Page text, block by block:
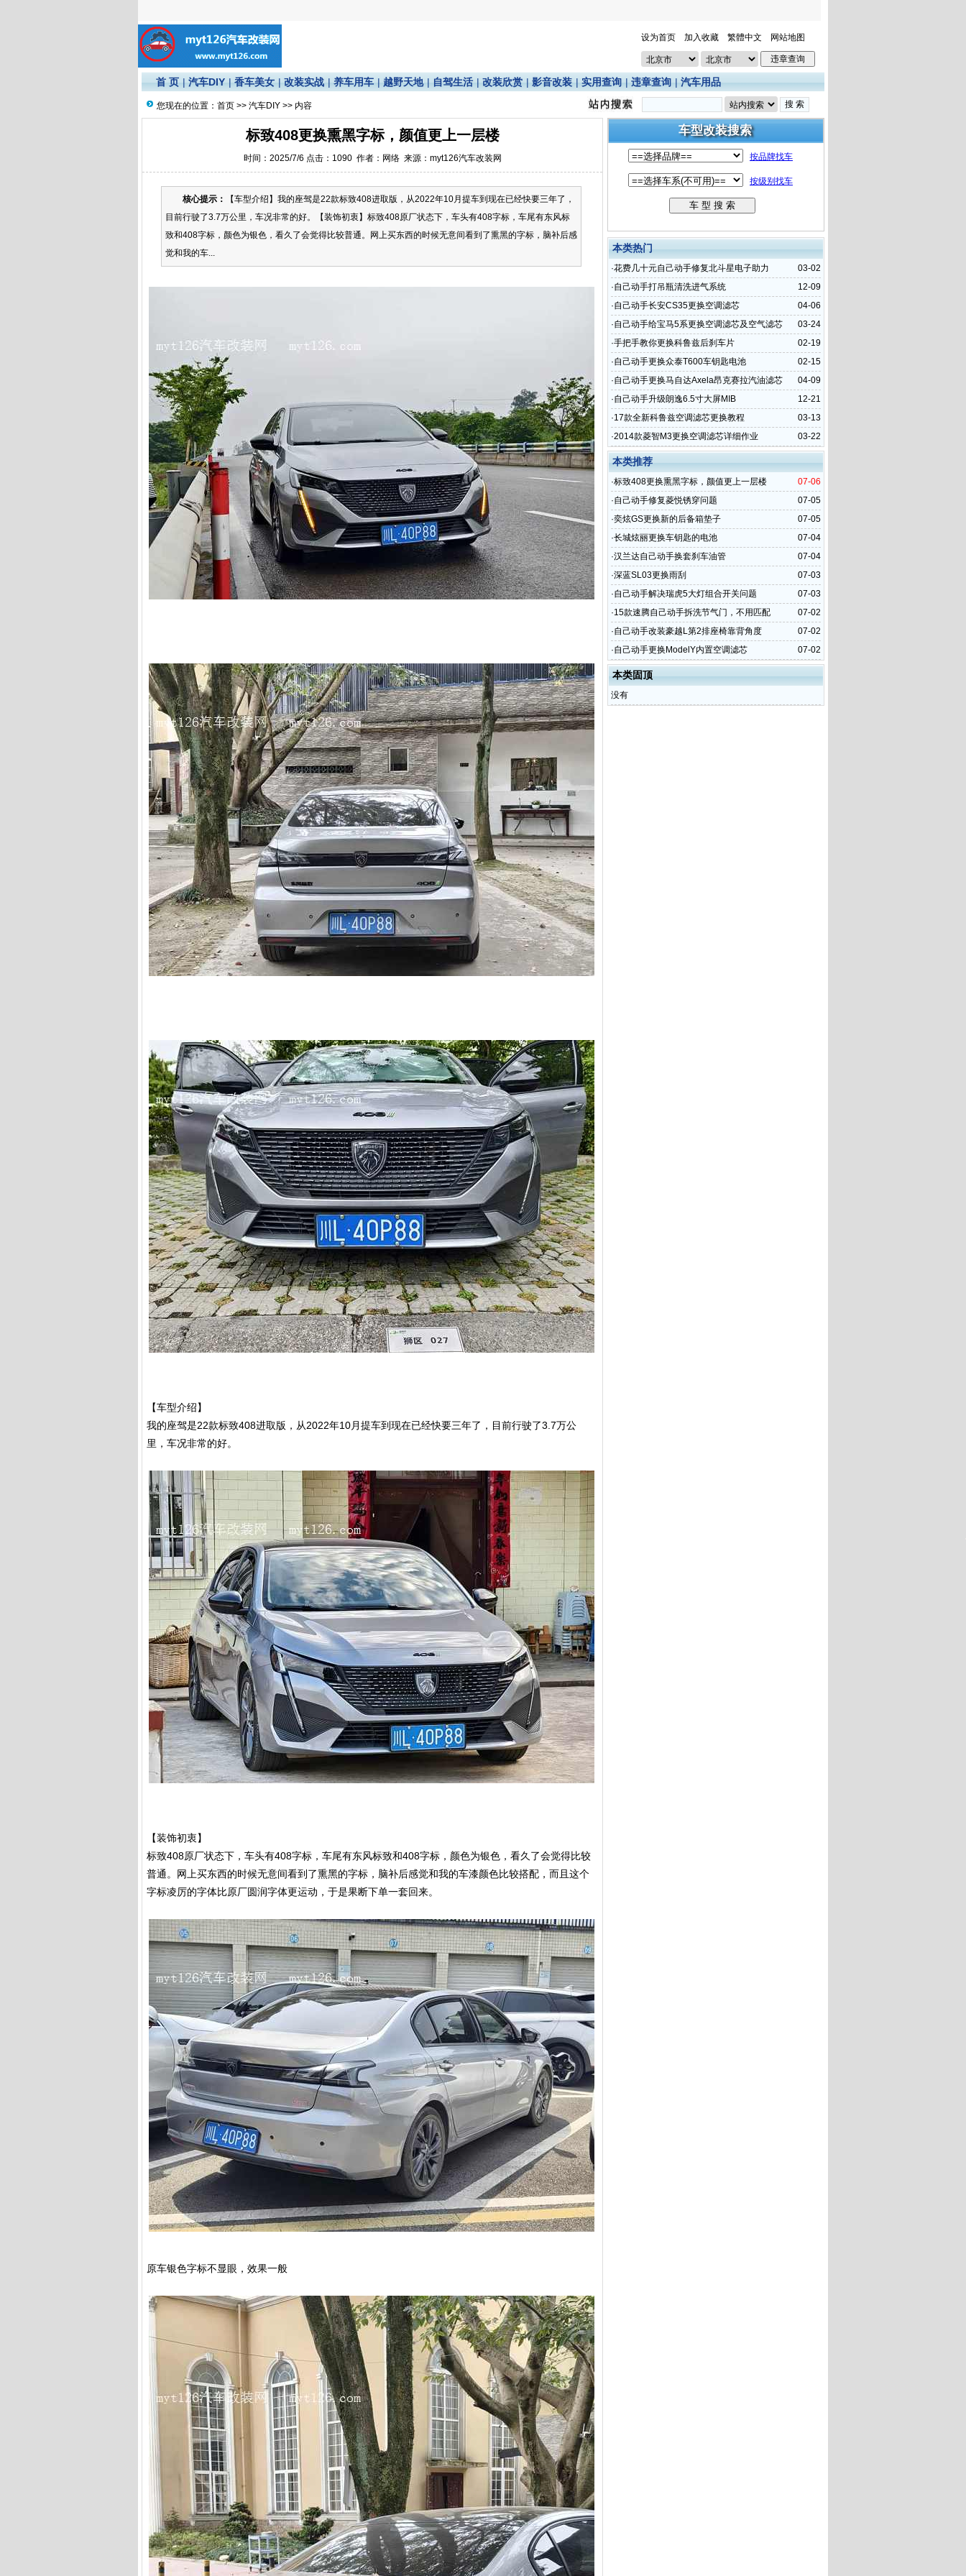
设为首页 加入收藏 繁體中文 网站地图
首 页 |汽车DIY |香车美女 |改装实战 |养车用车 |越野天地 |自驾生活 |改装欣赏 |影音改装 |实用查询 |违章查询 |汽车用品
您现在的位置： 首页 >> 汽车DIY >> 内容
标致408更换熏黑字标，颜值更上一层楼
时间：2025/7/6 点击： 1090作者：网络 来源：myt126汽车改装网
核心提示：
【车型介绍】我的座驾是22款标致408进取版，从2022年10月提车到现在已经快要三年了，
目前行驶了3.7万公里，车况非常的好。【装饰初衷】标致408原厂状态下，车头有408字标，车尾有东风标
致和408字标，颜色为银色，看久了会觉得比较普通。网上买东西的时候无意间看到了熏黑的字标，脑补后感
觉和我的车...
【车型介绍】
我的座驾是22款标致408进取版，从2022年10月提车到现在已经快要三年了，目前行驶了3.7万公
里，车况非常的好。
【装饰初衷】
标致408原厂状态下，车头有408字标，车尾有东风标致和408字标，颜色为银色，看久了会觉得比较
普通。网上买东西的时候无意间看到了熏黑的字标，脑补后感觉和我的车漆颜色比较搭配，而且这个
字标凌厉的字体比原厂圆润字体更运动，于是果断下单一套回来。
原车银色字标不显眼，效果一般
本类热门
03-02
·花费几十元自己动手修复北斗星电子助力
12-09
·自己动手打吊瓶清洗进气系统
04-06
·自己动手长安CS35更换空调滤芯
03-24
·自己动手给宝马5系更换空调滤芯及空气滤芯
02-19
·手把手教你更换科鲁兹后刹车片
02-15
·自己动手更换众泰T600车钥匙电池
04-09
·自己动手更换马自达Axela昂克赛拉汽油滤芯
12-21
·自己动手升级朗逸6.5寸大屏MIB
03-13
·17款全新科鲁兹空调滤芯更换教程
03-22
·2014款菱智M3更换空调滤芯详细作业
本类推荐
07-06
·标致408更换熏黑字标，颜值更上一层楼
07-05
·自己动手修复菱悦锈穿问题
07-05
·奕炫GS更换新的后备箱垫子
07-04
·长城炫丽更换车钥匙的电池
07-04
·汉兰达自己动手换套刹车油管
07-03
·深蓝SL03更换雨刮
07-03
·自己动手解决瑞虎5大灯组合开关问题
07-02
·15款速腾自己动手拆洗节气门，不用匹配
07-02
·自己动手改装豪越L第2排座椅靠背角度
07-02
·自己动手更换ModelY内置空调滤芯
本类固顶
没有